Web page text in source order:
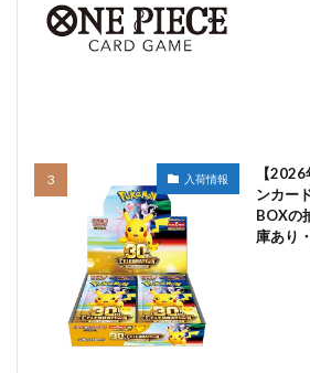
入荷情報
【
ンカー
BOXの
庫あり